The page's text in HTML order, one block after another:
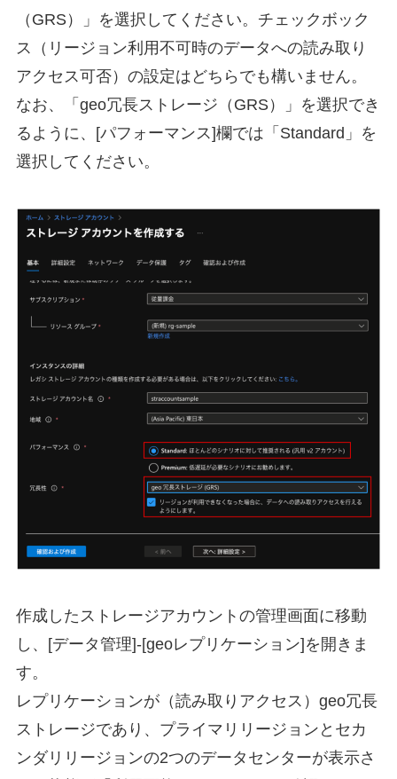
（GRS）」を選択してください。チェックボック
ス（リージョン利用不可時のデータへの読み取り
アクセス可否）の設定はどちらでも構いません。
なお、「geo冗長ストレージ（GRS）」を選択でき
るように、[パフォーマンス]欄では「Standard」を
選択してください。
作成したストレージアカウントの管理画面に移動
し、[データ管理]-[geoレプリケーション]を開きま
す。
レプリケーションが（読み取りアクセス）geo冗長
ストレージであり、プライマリリージョンとセカ
ンダリリージョンの2つのデータセンターが表示さ